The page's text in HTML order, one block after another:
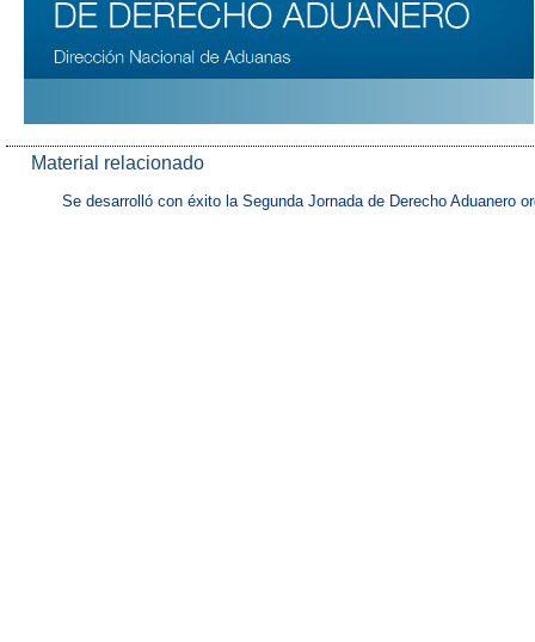
Material relacionado
Se desarrolló con éxito la Segunda Jornada de Derecho Aduanero